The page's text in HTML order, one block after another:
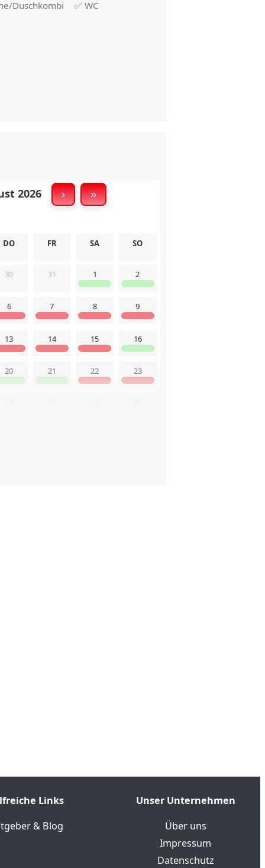
Duschkombi
✅ WC
Allergikerfreundlich
2026 › »
DO FR SA SO
30 31 1 2
6 7 8 9
13 14 15 16
20 21 22 23
Links
& Blog
Unser Unternehmen
Über uns
Impressum
Datenschutz